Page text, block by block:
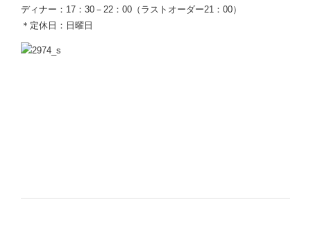
ディナー：17：30－22：00（ラストオーダー21：00）
＊定休日：日曜日